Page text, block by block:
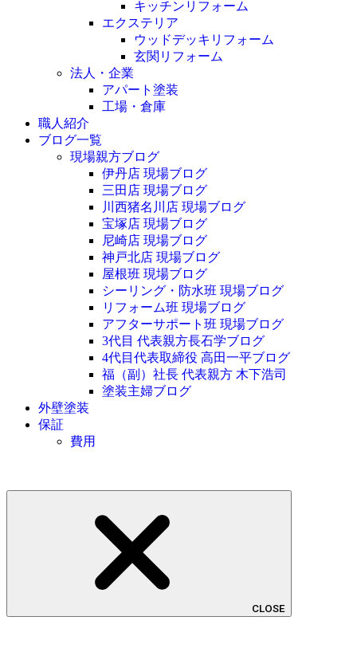
キッチンリフォーム
エクステリア
ウッドデッキリフォーム
玄関リフォーム
法人・企業
アパート塗装
工場・倉庫
職人紹介
ブログ一覧
現場親方ブログ
伊丹店 現場ブログ
三田店 現場ブログ
川西猪名川店 現場ブログ
宝塚店 現場ブログ
尼崎店 現場ブログ
神戸北店 現場ブログ
屋根班 現場ブログ
シーリング・防水班 現場ブログ
リフォーム班 現場ブログ
アフターサポート班 現場ブログ
3代目 代表親方長石学ブログ
4代目代表取締役 高田一平ブログ
福（副）社長 代表親方 木下浩司
塗装主婦ブログ
外壁塗装
保証
費用
CLOSE